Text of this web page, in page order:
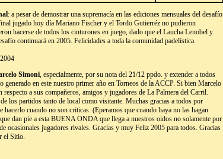
: a pesar de demostrar una supremacía en las ediciones mensuales del desafío
jugado hoy día Mariano Fischer y el Tordo Gutierréz no pudieron
hacerse de todos los cinturones en juego, dado que el Laucha Lenobel y
continuará en 2005. Felicidades a toda la comunidad padelística.
Simoni, especialmente, por su nota del 21/12 ppdo. y extender a todos
en este nuestro primer año en Torneos de la ACCP. Si bien Marcelo
respecto a sus compañeros, amigos y jugadores de La Palmera del Carril.
los partidos tanto de local como visitante. Muchas gracias a todos por
cuando no son criticas. (Eperamos que cuando haya no las hagan
dan pie a esta BUENA ONDA que llega a nuestros oidos no solamente por
ocasionales jugadores rivales. Gracias y muy Feliz 2005 para todos. Gracias
el Sitio.